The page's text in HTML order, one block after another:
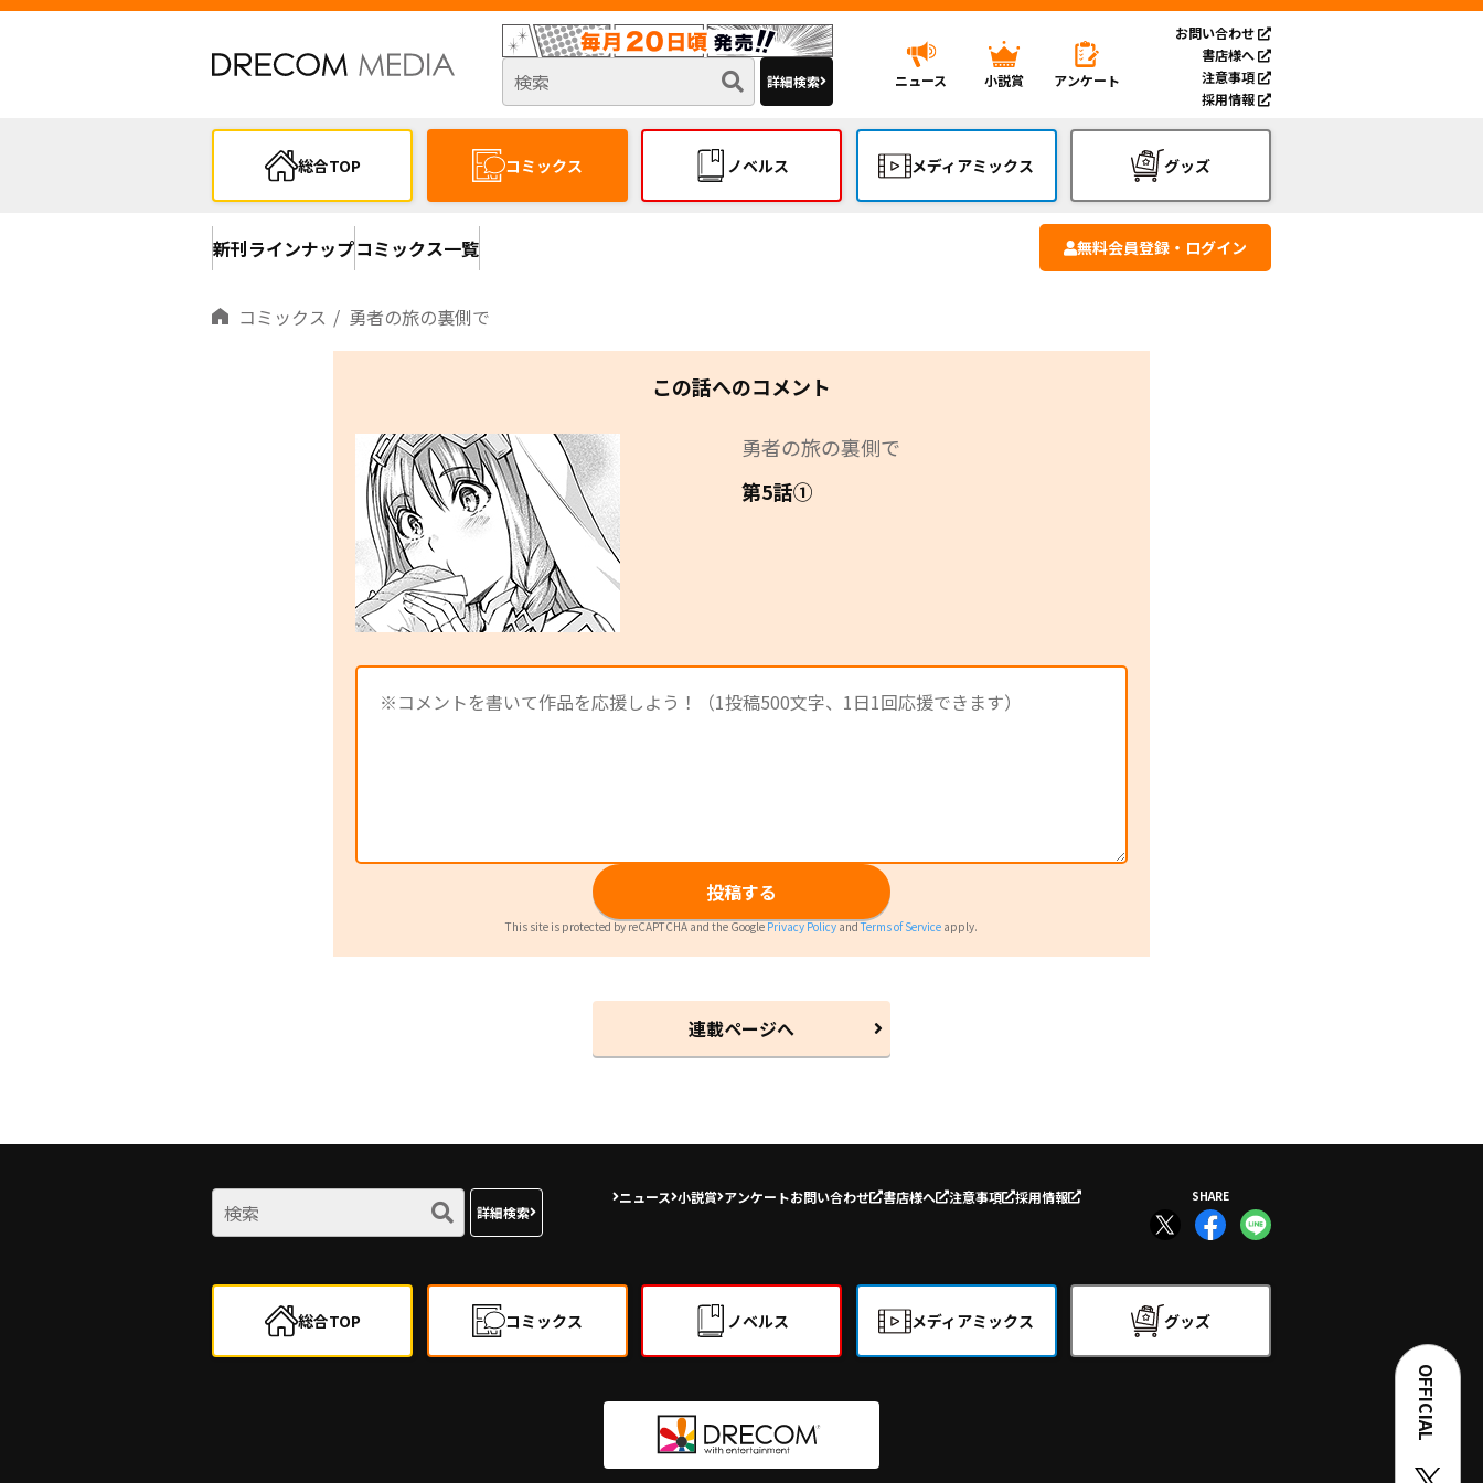
詳細検索 ニュース 小説賞 アンケート
お問い合わせ
書店様へ
注意事項
採用情報
総合TOP コミックス ノベルス メディアミックス グッズ
新刊ラインナップコミックス一覧 無料会員登録・ログイン
コミックス 勇者の旅の裏側で
この話へのコメント
勇者の旅の裏側で
第5話①
投稿する
This site is protected by reCAPTCHA and the GooglePrivacy PolicyandTerms of Service apply.
連載ページへ
詳細検索
ニュース 小説賞 アンケートお問い合わせ 書店様へ 注意事項 採用情報 SHARE
総合TOP コミックス ノベルス メディアミックス グッズ
OFFICIAL